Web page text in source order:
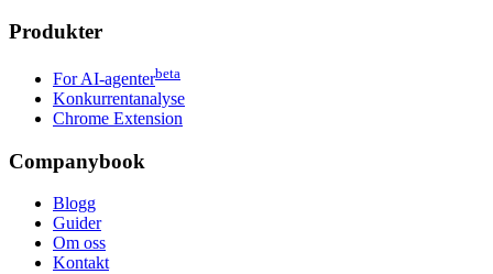
Produkter
For AI-agenterbeta
Konkurrentanalyse
Chrome Extension
Companybook
Blogg
Guider
Om oss
Kontakt